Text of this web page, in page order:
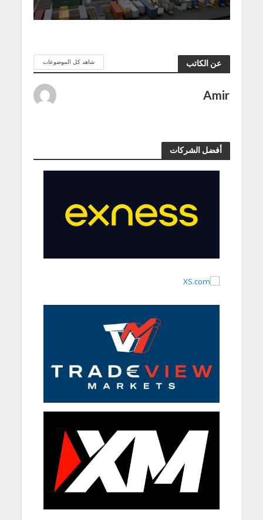
عن الكاتب شاهد كل الموضوعات
Amir
أفضل الشركات